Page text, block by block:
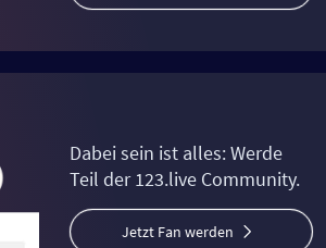
Dabei sein ist alles: Werde
Teil der 123.live Community.
Jetzt Fan werden